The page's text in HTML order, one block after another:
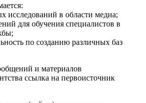
исследований в области медиа;
для обучения специалистов в
по созданию различных баз
и материалов
ссылка на первоисточник